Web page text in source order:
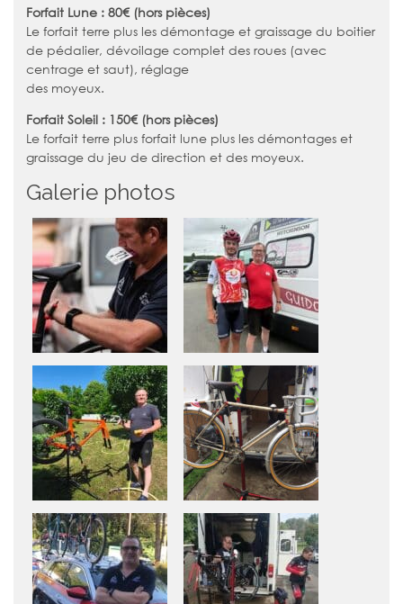
Forfait Lune : 80€ (hors pièces)
Le forfait terre plus les démontage et graissage du boitier
de pédalier, dévoilage complet des roues (avec
centrage et saut), réglage
des moyeux.
Forfait Soleil : 150€ (hors pièces)
Le forfait terre plus forfait lune plus les démontages et
graissage du jeu de direction et des moyeux.
Galerie photos